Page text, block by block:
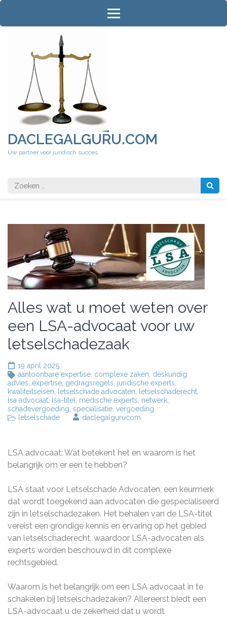
Ga
inhoud
DACLEGALGURU.COM
Uw partner voor juridisch succes
Zoeken
naar:
Alles wat u moet weten over
een LSA-advocaat voor uw
letselschadezaak
19 april 2025
aantoonbare expertise complexe zaken deskundig
advies expertise gedragsregels juridische experts
kwaliteitseisen
letselschade advocaten letselschaderecht
lsa advocaat
lsa-titel medische experts netwerk
schadevergoeding specialisatie vergoeding
letselschade
daclegalgurucom
LSA advocaat: Wat betekent het en waarom is het
belangrijk om er een te hebben?
LSA staat voor Letselschade Advocaten, een keurmerk
dat wordt toegekend aan advocaten die gespecialiseerd
zijn in letselschadezaken. Het behalen van de LSA-titel
vereist een grondige kennis en ervaring op het gebied
van letselschaderecht, waardoor LSA-advocaten als
experts worden beschouwd in dit complexe
rechtsgebied.
Waarom is het belangrijk om een LSA advocaat in te
schakelen bij letselschadezaken? Allereerst biedt een
LSA-advocaat u de zekerheid dat u wordt